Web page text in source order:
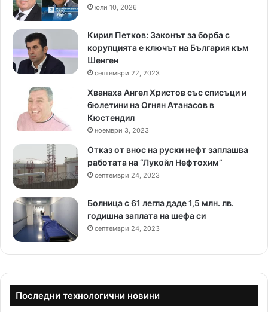
юли 10, 2026
Кирил Петков: Законът за борба с
корупцията е ключът на България към
Шенген
септември 22, 2023
Хванаха Ангел Христов със списъци и
бюлетини на Огнян Атанасов в
Кюстендил
ноември 3, 2023
Отказ от внос на руски нефт заплашва
работата на “Лукойл Нефтохим”
септември 24, 2023
Болница с 61 легла даде 1,5 млн. лв.
годишна заплата на шефа си
септември 24, 2023
Последни технологични новини